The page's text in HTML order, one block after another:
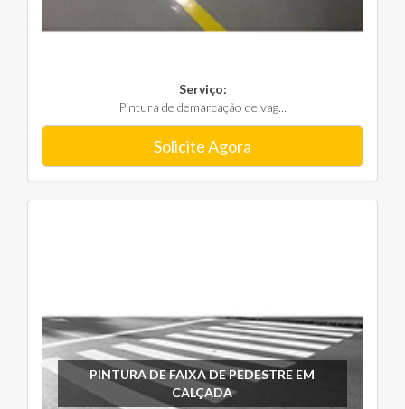
Serviço:
Pintura de demarcação de vag...
Solicite Agora
PINTURA DE FAIXA DE PEDESTRE EM
CALÇADA